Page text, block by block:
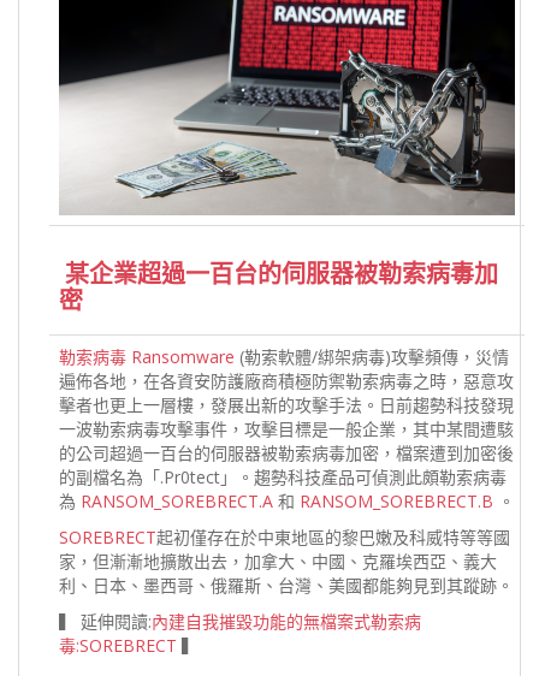
某企業超過一百台的伺服器被勒索病毒加
密
勒索病毒 Ransomware (勒索軟體/綁架病毒)攻擊頻傳，災情
遍佈各地，在各資安防護廠商積極防禦勒索病毒之時，惡意攻
擊者也更上一層樓，發展出新的攻擊手法。日前趨勢科技發現
一波勒索病毒攻擊事件，攻擊目標是一般企業，其中某間遭駭
的公司超過一百台的伺服器被勒索病毒加密，檔案遭到加密後
的副檔名為「.Pr0tect」。趨勢科技產品可偵測此頗勒索病毒
為 RANSOM_SOREBRECT.A 和 RANSOM_SOREBRECT.B 。
SOREBRECT起初僅存在於中東地區的黎巴嫩及科威特等等國
家，但漸漸地擴散出去，加拿大、中國、克羅埃西亞、義大
利、日本、墨西哥、俄羅斯、台灣、美國都能夠見到其蹤跡。
▍ 延伸閱讀:內建自我摧毀功能的無檔案式勒索病
毒:SOREBRECT ▍